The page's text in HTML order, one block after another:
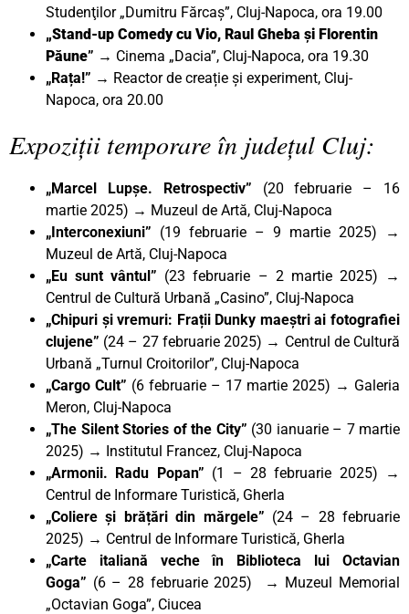
Studenţilor „Dumitru Fărcaș”, Cluj-Napoca, ora 19.00
„Stand-up Comedy cu Vio, Raul Gheba și Florentin
Păune” → Cinema „Dacia”, Cluj-Napoca, ora 19.30
„Rața!” → Reactor de creație și experiment, Cluj-
Napoca, ora 20.00
Expoziții temporare în județul Cluj:
„Marcel Lupșe. Retrospectiv” (20 februarie – 16
martie 2025) → Muzeul de Artă, Cluj-Napoca
„Interconexiuni” (19 februarie – 9 martie 2025) →
Muzeul de Artă, Cluj-Napoca
„Eu sunt vântul” (23 februarie – 2 martie 2025) →
Centrul de Cultură Urbană „Casino”, Cluj-Napoca
„Chipuri și vremuri: Frații Dunky maeștri ai fotografiei
clujene” (24 – 27 februarie 2025) → Centrul de Cultură
Urbană „Turnul Croitorilor”, Cluj-Napoca
„Cargo Cult” (6 februarie – 17 martie 2025) → Galeria
Meron, Cluj-Napoca
„The Silent Stories of the City” (30 ianuarie – 7 martie
2025) → Institutul Francez, Cluj-Napoca
„Armonii. Radu Popan” (1 – 28 februarie 2025) →
Centrul de Informare Turistică, Gherla
„Coliere și brățări din mărgele” (24 – 28 februarie
2025) → Centrul de Informare Turistică, Gherla
„Carte italiană veche în Biblioteca lui Octavian
Goga” (6 – 28 februarie 2025) → Muzeul Memorial
„Octavian Goga”, Ciucea